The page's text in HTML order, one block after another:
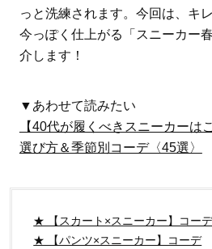
すす
ママとパパに贈る「ジェンダー
ス学」
っと洗練されます。今回は、キ
今っぽく仕上がる「スニーカー
介します！
▼あわせて読みたい
【40代が履くべきスニーカーは
選び方＆季節別コーデ〈45選〉
★ 【スカート×スニーカー】コー
★ 【パンツ×スニーカー】コーデ